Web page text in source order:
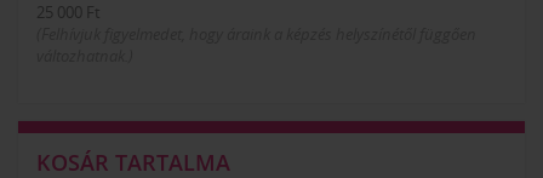
25 000 Ft
KOSÁR TARTALMA